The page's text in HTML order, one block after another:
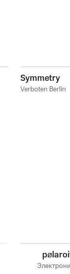
Symmetry
Verboten Berlin